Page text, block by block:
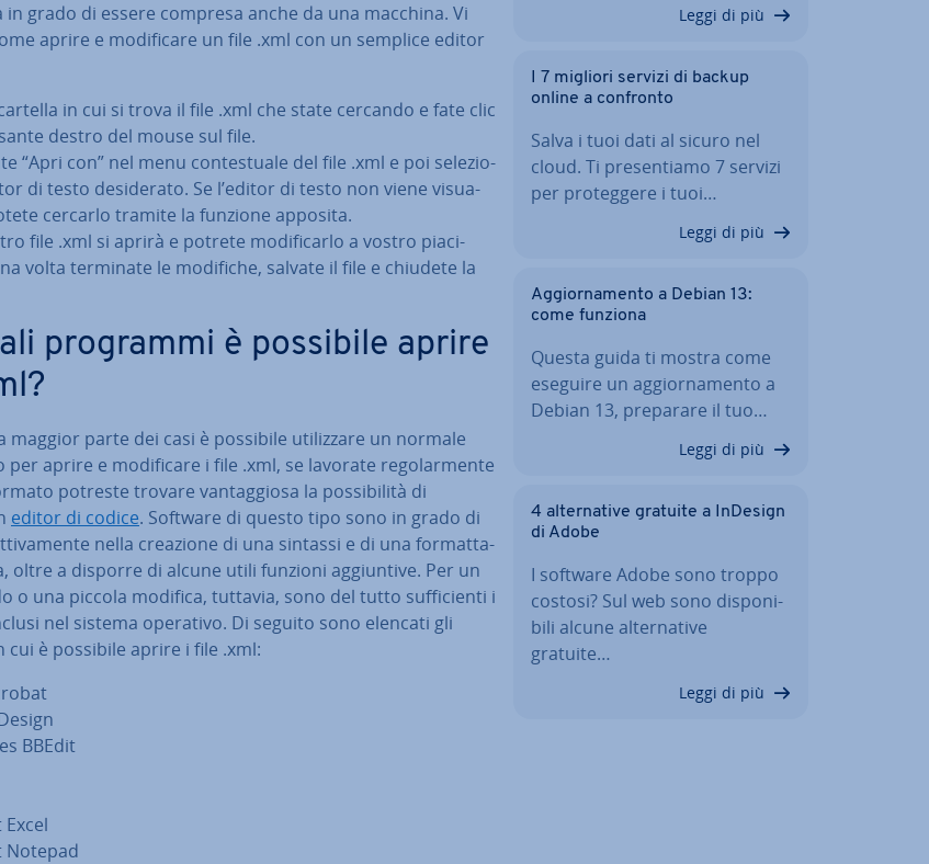
in grado di essere compresa anche da una macchina. Vi
aprire e mo­di­fi­ca­re un file .xml con un semplice editor
in cui si trova il file .xml che state cercando e fate clic
destro del mouse sul file.
“Apri con” nel menu con­te­stua­le del file .xml e poi se­le­zio­
di testo de­si­de­ra­to. Se l’editor di testo non viene vi­sua­
cercarlo tramite la funzione apposita.
file .xml si aprirà e potrete mo­di­fi­car­lo a vostro pia­ci­
volta terminate le modifiche, salvate il file e chiudete la
programmi è possibile aprire
maggior parte dei casi è possibile uti­liz­za­re un normale
per aprire e mo­di­fi­ca­re i file .xml, se lavorate re­go­lar­men­te
potreste trovare van­tag­gio­sa la pos­si­bi­li­tà di
editor di codice. Software di questo tipo sono in grado di
nella creazione di una sintassi e di una for­mat­ta­
oltre a disporre di alcune utili funzioni ag­giun­ti­ve. Per un
o una piccola modifica, tuttavia, sono del tutto suf­fi­cien­ti i
nel sistema operativo. Di seguito sono elencati gli
è possibile aprire i file .xml:
BBEdit
Notepad
Leggi di più
I 7 migliori servizi di backup
online a confronto
Salva i tuoi dati al sicuro nel
cloud. Ti pre­sen­tia­mo 7 servizi
per pro­teg­ge­re i tuoi…
Leggi di più
Ag­gior­na­men­to a Debian 13:
come funziona
Questa guida ti mostra come
eseguire un ag­gior­na­men­to a
Debian 13, preparare il tuo…
Leggi di più
4 al­ter­na­ti­ve gratuite a InDesign
di Adobe
I software Adobe sono troppo
costosi? Sul web sono di­spo­ni­
bi­li alcune al­ter­na­ti­ve
gratuite…
Leggi di più